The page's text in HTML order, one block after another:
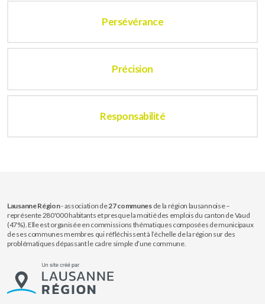
Persévérance
Précision
Responsabilité
Lausanne Région- association de27 communesde la région lausannoise –
représente 280'000 habitants et presque la moitié des emplois du canton de Vaud
(47%). Elle est organisée en commissions thématiques composées de municipaux
de ses communes membres qui réfléchissent à l’échelle de la région sur des
problématiques dépassant le cadre simple d’une commune.